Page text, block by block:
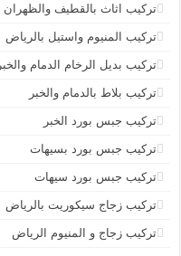
تركيب اثاث بالقطيف والظهران
تركيب المنيوم واستيل بالرياض
تركيب بديل الرخام الدمام والخبر
تركيب بلاط بالدمام والخبر
تركيب جبس بورد الخبر
تركيب جبس بورد بسيهات
تركيب جبس بورد سيهات
تركيب زجاج سيكوريت بالرياض
تركيب زجاج و المنيوم الرياض